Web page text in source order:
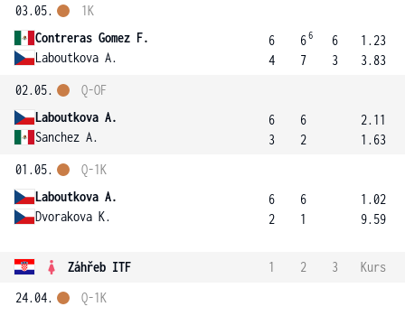
03.05.
Contreras Gomez F.
Laboutkova A.
1K
6
4
66
7
6
3
1.23
3.83
02.05.
Laboutkova A.
Sanchez A.
Q-OF
6
3
6
2
2.11
1.63
01.05.
Laboutkova A.
Dvorakova K.
Q-1K
6
2
6
1
1.02
9.59
Záhřeb ITF 1 2 3
Kurs
24.04.
Q-1K